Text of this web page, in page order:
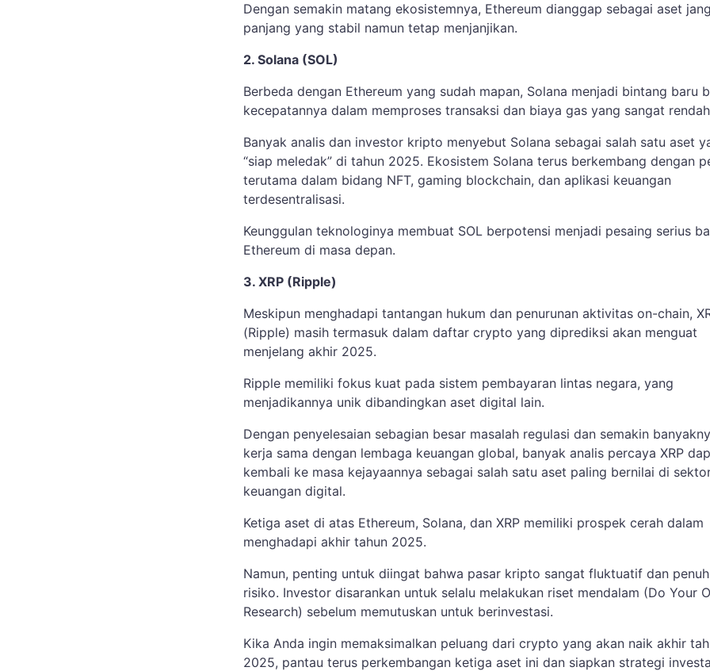
Dengan semakin matang ekosistemnya, Ethereum dianggap sebagai aset
panjang yang stabil namun tetap menjanjikan.
2. Solana (SOL)
Berbeda dengan Ethereum yang sudah mapan, Solana menjadi bintang baru
kecepatannya dalam memproses transaksi dan biaya gas yang sangat
Banyak analis dan investor kripto menyebut Solana sebagai salah satu aset
“siap meledak” di tahun 2025. Ekosistem Solana terus berkembang dengan
terutama dalam bidang NFT, gaming blockchain, dan aplikasi keuangan
terdesentralisasi.
Keunggulan teknologinya membuat SOL berpotensi menjadi pesaing serius
Ethereum di masa depan.
3. XRP (Ripple)
Meskipun menghadapi tantangan hukum dan penurunan aktivitas on-chain,
(Ripple) masih termasuk dalam daftar crypto yang diprediksi akan menguat
menjelang akhir 2025.
Ripple memiliki fokus kuat pada sistem pembayaran lintas negara, yang
menjadikannya unik dibandingkan aset digital lain.
Dengan penyelesaian sebagian besar masalah regulasi dan semakin
kerja sama dengan lembaga keuangan global, banyak analis percaya XRP
kembali ke masa kejayaannya sebagai salah satu aset paling bernilai di
keuangan digital.
Ketiga aset di atas Ethereum, Solana, dan XRP memiliki prospek cerah dalam
menghadapi akhir tahun 2025.
Namun, penting untuk diingat bahwa pasar kripto sangat fluktuatif dan penuh
risiko. Investor disarankan untuk selalu melakukan riset mendalam (Do Your
Research) sebelum memutuskan untuk berinvestasi.
Kika Anda ingin memaksimalkan peluang dari crypto yang akan naik akhir
2025, pantau terus perkembangan ketiga aset ini dan siapkan strategi